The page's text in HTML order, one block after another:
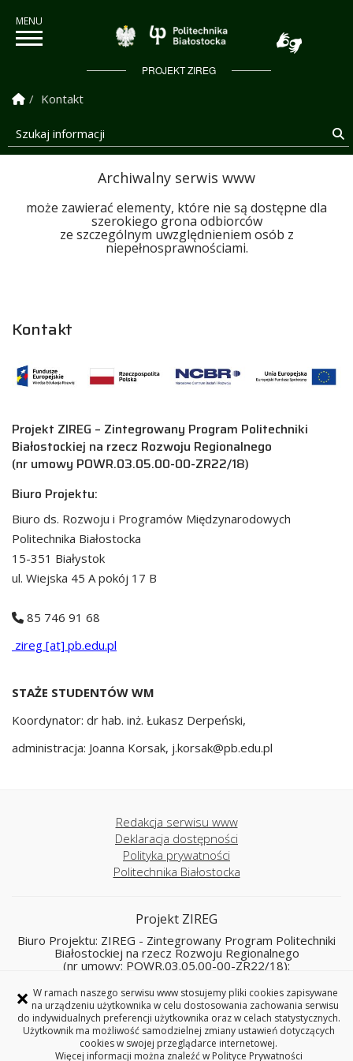
× W ramach naszego serwisu www stosujemy pliki cookies zapisywane
na urządzeniu użytkownika w celu dostosowania zachowania serwisu
do indywidualnych preferencji użytkownika oraz w celach statystycznych.
Użytkownik ma możliwość samodzielnej zmiany ustawień dotyczących
cookies w swojej przeglądarce internetowej.
Więcej informacji można znaleźć w Polityce Prywatności
PROJEKT ZIREG
Strona Główna
Kontakt
Szukaj informacji
Archiwalny serwis www
może zawierać elementy, które nie są dostępne dla
szerokiego grona odbiorców
ze szczególnym uwzględnieniem osób z
niepełnosprawnościami.
Kontakt
Projekt ZIREG – Zintegrowany Program Politechniki
Białostockiej na rzecz Rozwoju Regionalnego
(nr umowy POWR.03.05.00-00-ZR22/18)
Biuro Projektu:
Biuro ds. Rozwoju i Programów Międzynarodowych
Politechnika Białostocka
15-351 Białystok
ul. Wiejska 45 A pokój 17 B
85 746 91 68
zireg [at] pb.edu.pl
STAŻE STUDENTÓW WM
Koordynator: dr hab. inż. Łukasz Derpeński,
administracja: Joanna Korsak, j.korsak@pb.edu.pl
Redakcja serwisu www
Deklaracja dostępności
Polityka prywatności
Politechnika Białostocka
Projekt ZIREG
Biuro Projektu: ZIREG - Zintegrowany Program Politechniki
Białostockiej na rzecz Rozwoju Regionalnego
(nr umowy: POWR.03.05.00-00-ZR22/18):
Biuro ds. Rozwoju i Programów Międzynarodowych
Politechnika Białostocka
15-351 Białystok, ul. Wiejska 45 A pokój 17 B
tel. 85 746 91 68
e-mail: zireg@pb.edu.pl